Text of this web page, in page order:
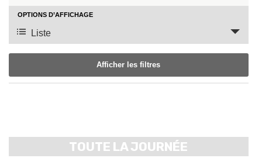
navigation
de
Navigation
de
vues
Évènement
OPTIONS D’AFFICHAGE
Liste
Afficher les filtres
will
TOUTE LA JOURNÉE